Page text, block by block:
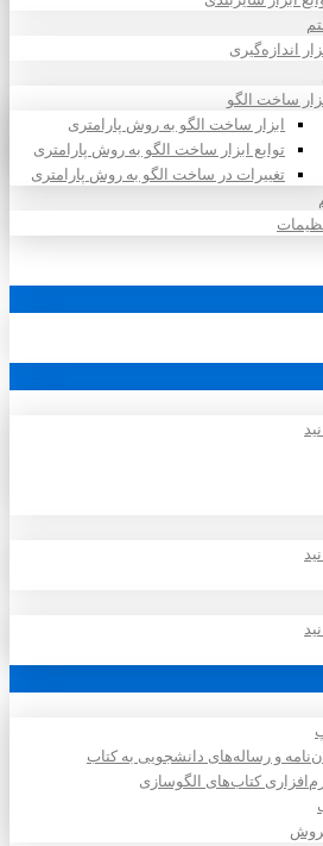
اندازه‌گیری
ساخت الگو
ابزار ساخت الگو به روش پارامتری
توابع ابزار ساخت الگو به روش پارامتری
تغییرات در ساخت الگو به روش پارامتری
و رساله‌های دانشجویی به کتاب
کتاب‌های الگوسازی